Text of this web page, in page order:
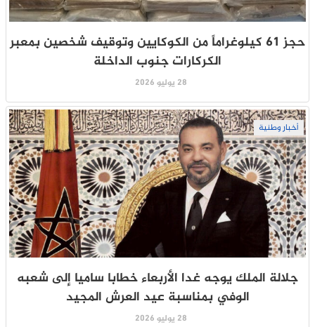
حجز 61 كيلوغراماً من الكوكايين وتوقيف شخصين بمعبر
الكركارات جنوب الداخلة
28 يوليو 2026
أخبار وطنية
جلالة الملك يوجه غدا الأربعاء خطابا ساميا إلى شعبه
الوفي بمناسبة عيد العرش المجيد
28 يوليو 2026